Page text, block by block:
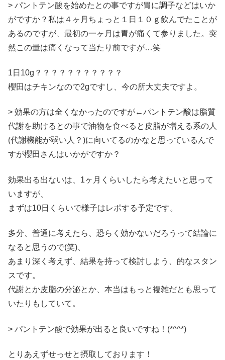
> パントテン酸を始めたとの事ですが胃に調子などはいか
がですか？私は４ヶ月ちょっと１日１０ｇ飲んでたことが
あるのですが、最初の一ヶ月は胃が痛くて参りました。突
然この量は痛くなって当たり前ですが…笑
1日10g？？？？？？？？？？？
櫻田はチキンなので2gですし、今の所大丈夫ですよ。
> 効果の方は全くなかったのですが←パントテン酸は脂質
代謝を助けるとの事で油物を食べると皮脂が増える系の人
(代謝機能が弱い人？)に向いてるのかなと思っているんで
すが櫻田さんはいかがですか？
効果出る出ないは、1ヶ月くらいしたら考えたいと思って
いますが、
まずは10日くらいで様子はレポする予定です。
多分、普通に考えたら、恐らく効かないだろうって結論に
なると思うので(笑)、
あまり深く考えず、結果を持って検討しよう、的なスタン
スです。
代謝とか皮脂の分泌とか、本当はもっと複雑だとも思って
いたりもしていて。
> パントテン酸で効果が出ると良いですね！(*^^*)
とりあえずせっせと摂取しております！